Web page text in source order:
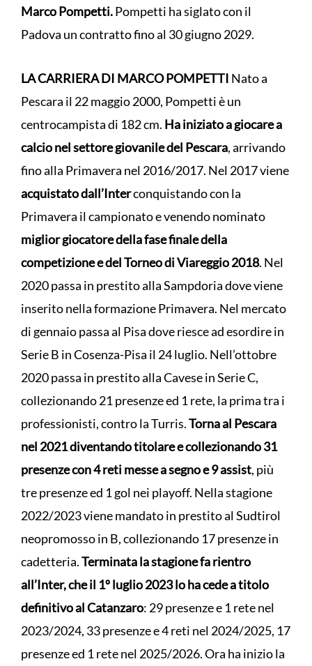
Marco Pompetti.Pompetti ha siglato con il
Padova un contratto fino al 30 giugno 2029.
LA CARRIERA DI MARCO POMPETTI Nato a
Pescara il 22 maggio 2000, Pompetti è un
centrocampista di 182 cm. Ha iniziato a giocare a
calcio nel settore giovanile del Pescara, arrivando
fino alla Primavera nel 2016/2017. Nel 2017 viene
acquistato dall’Interconquistando con la
Primavera il campionato e venendo nominato
miglior giocatore della fase finale della
competizione e del Torneo di Viareggio 2018. Nel
2020 passa in prestito alla Sampdoria dove viene
inserito nella formazione Primavera. Nel mercato
di gennaio passa al Pisa dove riesce ad esordire in
Serie B in Cosenza-Pisa il 24 luglio. Nell’ottobre
2020 passa in prestito alla Cavese in Serie C,
collezionando 21 presenze ed 1 rete, la prima tra i
professionisti, contro la Turris.Torna al Pescara
nel 2021 diventando titolare e collezionando 31
presenze con 4 reti messe a segno e 9 assist, più
tre presenze ed 1 gol nei playoff. Nella stagione
2022/2023 viene mandato in prestito al Sudtirol
neopromosso in B, collezionando 17 presenze in
cadetteria.Terminata la stagione fa rientro
all’Inter, che il 1º luglio 2023 lo ha cede a titolo
definitivo al Catanzaro: 29 presenze e 1 rete nel
2023/2024, 33 presenze e 4 reti nel 2024/2025, 17
presenze ed 1 rete nel 2025/2026. Ora ha inizio la